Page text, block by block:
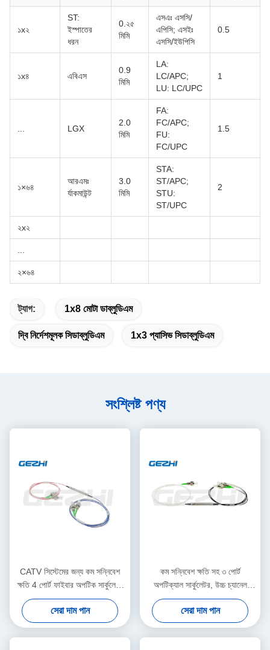
১x২
ST:
ইস্পাতের
ধরন
0.২৫
মিমি
এসএঃ এসসি/
এপিসি; এসইঃ
এসসি/ইউপিসি
0.5
১x৪ এবিএস
0.9
মিমি
LA:
LC/APC;
LU: LC/UPC
1
LGX
2.0
মিমি
FA:
FC/APC;
FU:
FC/UPC
1.5
১×৬৪
আরএমঃ
র্যাকমাউন্ট
3.0
মিমি
STA:
ST/APC;
STU:
ST/UPC
2
২x২
২×৬৪
ট্যাগ: 1x8 মোটা ডাব্লুডিএম
দ্বি নির্দেশমূলক সিডাব্লুডিএম 1x3 প্যাসিভ সিডাব্লুডিএম
সংশ্লিষ্ট পণ্য
CATV সিস্টেমের জন্য কম সন্নিবেশ
ক্ষতি 4 পোর্ট ফাইবার অপটিক সার্কুলেটর
উচ্চ বিচ্ছিন্নতা সহ
সেরা দাম পান
কম সন্নিবেশ ক্ষতি সহ ৩ পোর্ট
অপটিক্যাল সার্কুলেটর, উচ্চ চ্যানেল
বিচ্ছিন্নতা এবং কমপ্যাক্ট প্যাকেজ
সেরা দাম পান